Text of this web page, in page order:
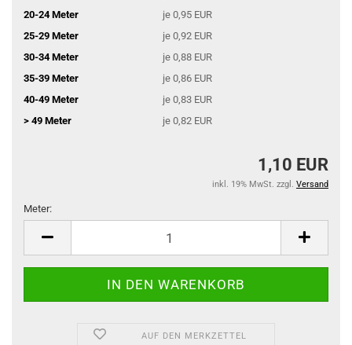
20-24 Meter
je 0,95 EUR
25-29 Meter
je 0,92 EUR
30-34 Meter
je 0,88 EUR
35-39 Meter
je 0,86 EUR
40-49 Meter
je 0,83 EUR
> 49 Meter
je 0,82 EUR
1,10 EUR
inkl. 19% MwSt. zzgl. Versand
Meter:
AUF DEN MERKZETTEL